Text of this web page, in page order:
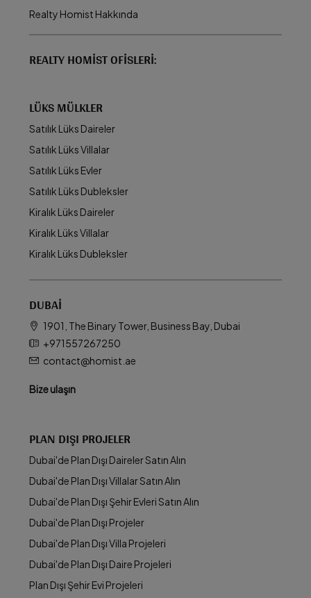
Realty Homist Hakkında
REALTY HOMIST OFISLERI:
LÜKS MÜLKLER
Satılık Lüks Daireler
Satılık Lüks Villalar
Satılık Lüks Evler
Satılık Lüks Dubleksler
Kiralık Lüks Daireler
Kiralık Lüks Villalar
Kiralık Lüks Dubleksler
DUBAI
1901, The Binary Tower, Business Bay, Dubai
+971557267250
contact@homist.ae
Bize ulaşın
PLAN DIŞI PROJELER
Dubai'de Plan Dışı Daireler Satın Alın
Dubai'de Plan Dışı Villalar Satın Alın
Dubai'de Plan Dışı Şehir Evleri Satın Alın
Dubai'de Plan Dışı Projeler
Dubai'de Plan Dışı Villa Projeleri
Dubai'de Plan Dışı Daire Projeleri
Plan Dışı Şehir Evi Projeleri